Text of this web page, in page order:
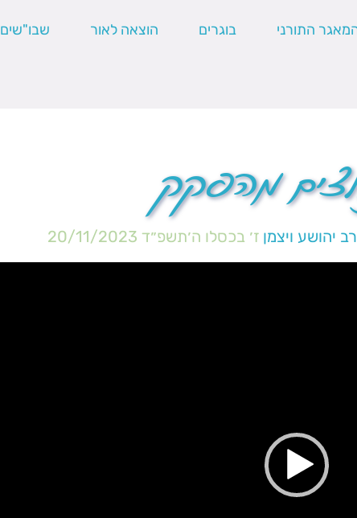
התורני בוגרים הוצאה לאור שבו"שים
מהפקק
יהושע ויצמן ז׳ בכסלו ה׳תשפ״ד 20/11/2023